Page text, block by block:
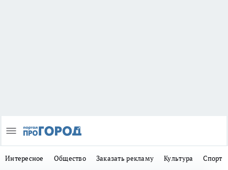
Интересное Общество Заказать рекламу Культура Спорт